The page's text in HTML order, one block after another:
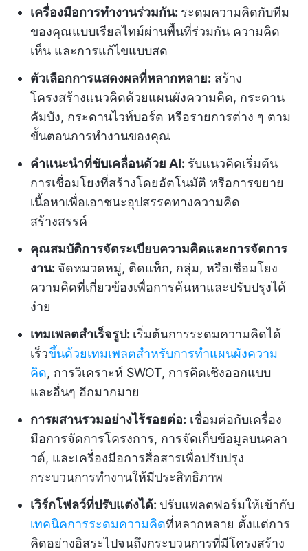
เครื่องมือการทำงานร่วมกัน: ระดมความคิดกับทีม
ของคุณแบบเรียลไทม์ผ่านพื้นที่ร่วมกัน ความคิด
เห็น และการแก้ไขแบบสด
ตัวเลือกการแสดงผลที่หลากหลาย: สร้าง
โครงสร้างแนวคิดด้วยแผนผังความคิด, กระดาน
คัมบัง, กระดานไวท์บอร์ด หรือรายการต่าง ๆ ตาม
ขั้นตอนการทำงานของคุณ
คำแนะนำที่ขับเคลื่อนด้วย AI: รับแนวคิดเริ่มต้น
การเชื่อมโยงที่สร้างโดยอัตโนมัติ หรือการขยาย
เนื้อหาเพื่อเอาชนะอุปสรรคทางความคิด
สร้างสรรค์
คุณสมบัติการจัดระเบียบความคิดและการจัดการ
งาน: จัดหมวดหมู่, ติดแท็ก, กลุ่ม, หรือเชื่อมโยง
ความคิดที่เกี่ยวข้องเพื่อการค้นหาและปรับปรุงได้
ง่าย
เทมเพลตสำเร็จรูป: เริ่มต้นการระดมความคิดได้
เร็วขึ้นด้วยเทมเพลตสำหรับการทำแผนผังความ
คิด, การวิเคราะห์ SWOT, การคิดเชิงออกแบบ
และอื่นๆ อีกมากมาย
การผสานรวมอย่างไร้รอยต่อ: เชื่อมต่อกับเครื่อง
มือการจัดการโครงการ, การจัดเก็บข้อมูลบนคลา
วด์, และเครื่องมือการสื่อสารเพื่อปรับปรุง
กระบวนการทำงานให้มีประสิทธิภาพ
เวิร์กโฟลว์ที่ปรับแต่งได้: ปรับแพลตฟอร์มให้เข้ากับ
เทคนิคการระดมความคิดที่หลากหลาย ตั้งแต่การ
คิดอย่างอิสระไปจนถึงกระบวนการที่มีโครงสร้าง